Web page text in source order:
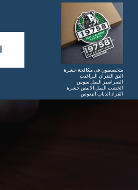
التجاوز
المحتوى
متخصصون فى مكافحة حشرة
البق الفئران البراغيث
الصراصير النمل سوس
الخشب النمل الابيض حشرة
القراد الذباب البعوض